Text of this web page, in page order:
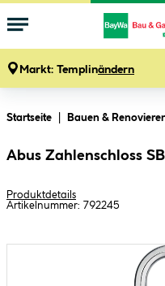
Markt: Templinändern
Startseite Bauen &
Abus Zahlenschloss
Produktdetails
Artikelnummer: 792245